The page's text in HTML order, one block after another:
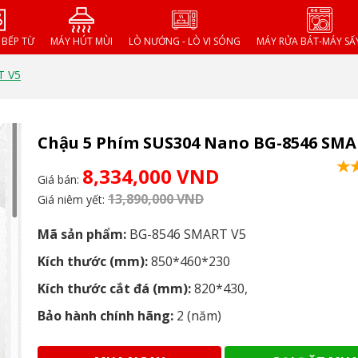
TỪ MÁY HÚT MÙI LÒ NƯỚNG - LÒ VI SÓNG MÁY RỬA BÁT-MÁY
V5
Chậu 5 Phím SUS304 Nano BG-8546
Giá bán: 8,334,000 VND
Giá niêm yết: 13,890,000 VND
Mã sản phẩm:BG-8546 SMART V5
Kích thước (mm):850*460*230
Kích thước cắt đá (mm):820*430,
Bảo hành chính hãng: 2 (năm)